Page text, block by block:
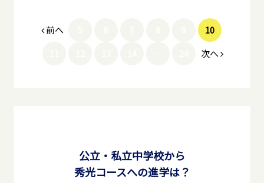
前へ
10
次へ
公立・私立中学校から
秀光コースへの進学は？